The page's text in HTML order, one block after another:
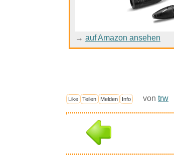
→ auf Amazon ansehen
Like Teilen Melden Info von trw